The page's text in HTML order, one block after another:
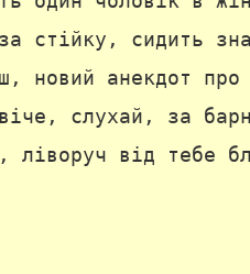
стійку, сидить
новий анекдот про
слухай, за
ліворуч від тебе